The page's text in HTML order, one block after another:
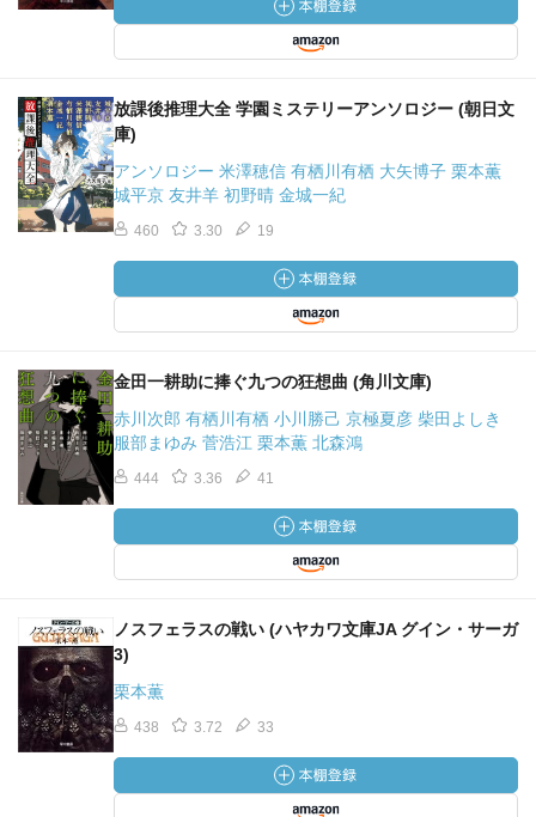
放課後推理大全 学園ミステリーアンソロジー (朝日文
庫)
アンソロジー 米澤穂信 有栖川有栖 大矢博子 栗本薫
城平京 友井羊 初野晴 金城一紀
460 3.30 19
金田一耕助に捧ぐ九つの狂想曲 (角川文庫)
赤川次郎 有栖川有栖 小川勝己 京極夏彦 柴田よしき
服部まゆみ 菅浩江 栗本薫 北森鴻
444 3.36 41
ノスフェラスの戦い (ハヤカワ文庫JA グイン・サーガ
3)
栗本薫
438 3.72 33